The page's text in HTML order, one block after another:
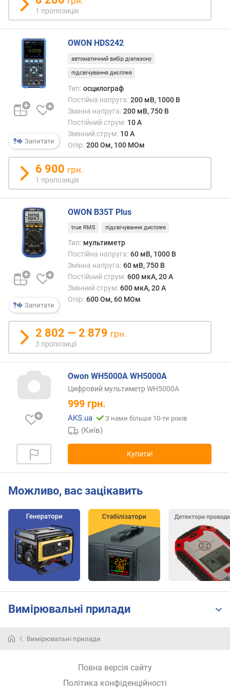
ю
д
о
д
а
в
а
н
я
к
і
л
ь
к
і
с
т
ю
п
р
п
о
и
ц
і
й
п
о
і
р
г
м
і
н
.
)
о
1 пропозиція
Запитати
OWON HDS242
автоматичний вибір діапазону
підсвічування дисплея
Тип: осцилограф
Постійна напруга: 200 мВ, 1000 В
Змінна напруга: 200 мВ, 750 В
Постійний струм: 10 А
Змінний струм: 10 А
Опір: 200 Ом, 100 МОм
6 900 грн.
1 пропозиція
Запитати
OWON B35T Plus
true RMS підсвічування дисплея
Тип: мультиметр
Постійна напруга: 60 мВ, 1000 В
Змінна напруга: 60 мВ, 750 В
Постійний струм: 600 мкА, 20 А
Змінний струм: 600 мкА, 20 А
Опір: 600 Ом, 60 МОм
2 802 — 2 879 грн.
3 пропозиції
Owon WH5000A WH5000A
Цифровий мультиметр WH5000A
999 грн.
AKS.ua З нами більше 10-ти років
(Київ)
Купити!
Можливо, вас зацікавить
Вимірювальні прилади
Вимірювальні прилади
Повна версія сайту
Політика конфіденційності